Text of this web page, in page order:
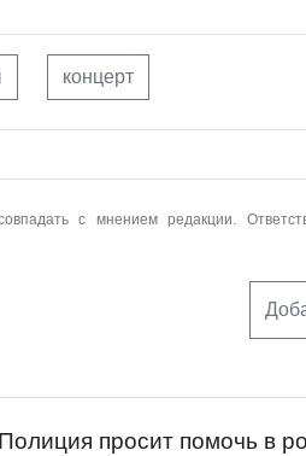
концерт
с мнением редакции.
Полиция просит помочь в